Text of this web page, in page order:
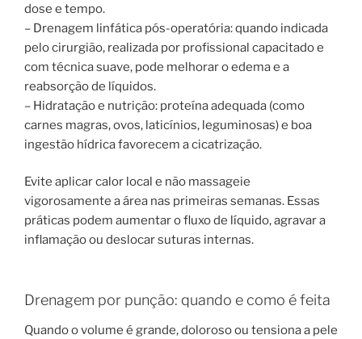
dose e tempo.
– Drenagem linfática pós-operatória: quando indicada
pelo cirurgião, realizada por profissional capacitado e
com técnica suave, pode melhorar o edema e a
reabsorção de líquidos.
– Hidratação e nutrição: proteína adequada (como
carnes magras, ovos, laticínios, leguminosas) e boa
ingestão hídrica favorecem a cicatrização.
Evite aplicar calor local e não massageie
vigorosamente a área nas primeiras semanas. Essas
práticas podem aumentar o fluxo de líquido, agravar a
inflamação ou deslocar suturas internas.
Drenagem por punção: quando e como é feita
Quando o volume é grande, doloroso ou tensiona a pele